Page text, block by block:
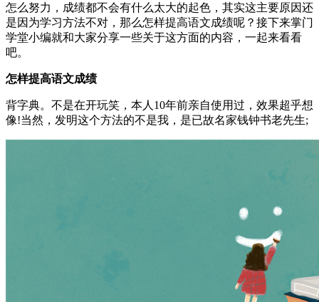
怎么努力，成绩都不会有什么太大的起色，其实这主要原因还
是因为学习方法不对，那么怎样提高语文成绩呢？接下来掌门
学堂小编就和大家分享一些关于这方面的内容，一起来看看
吧。
怎样提高语文成绩
背字典。不是在开玩笑，本人10年前亲自使用过，效果超乎想
像!当然，发明这个方法的不是我，是已故名家钱钟书老先生;